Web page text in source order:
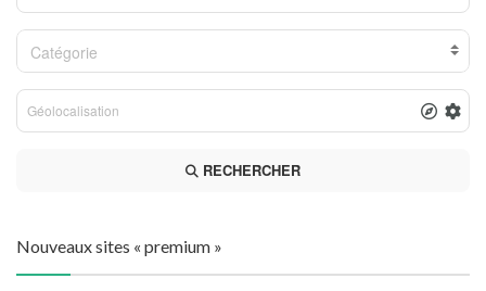
Catégorie
RECHERCHER
Nouveaux sites « premium »